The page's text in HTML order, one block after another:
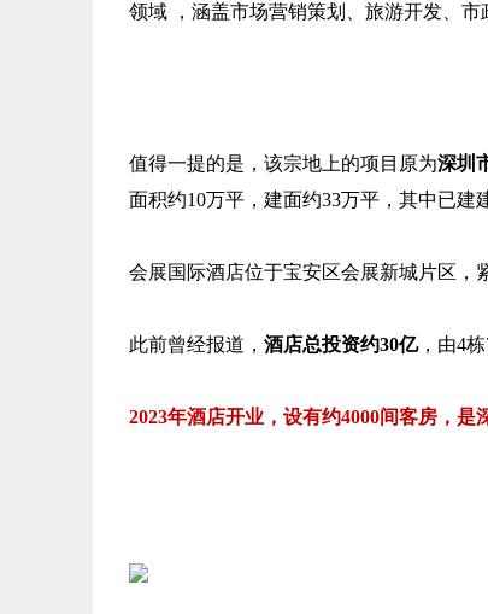
领域 ，涵盖市场营销策划、旅游开发、市
值得一提的是，该宗地上的项目原为深圳
面积约10万平，建面约33万平，其中已建
会展国际酒店位于宝安区会展新城片区，
此前曾经报道， 酒店总投资约30亿，由4
2023年酒店开业，设有约4000间客房， 是